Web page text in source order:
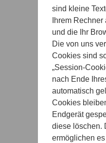
sind kleine
Ihrem
und die Ihr
Die von uns
Cookies sind
„Session-
nach Ende
automatisch
Cookies
Endgerät
diese löschen.
ermöglichen